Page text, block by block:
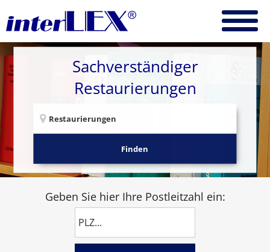
Sachverständiger
Restaurierungen
Finden
Geben Sie hier Ihre Postleitzahl ein: